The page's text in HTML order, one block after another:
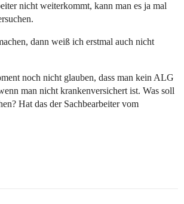
nicht weiterkommt, kann man es ja mal
dann weiß ich erstmal auch nicht
noch nicht glauben, dass man kein ALG
man nicht krankenversichert ist. Was soll
Hat das der Sachbearbeiter vom